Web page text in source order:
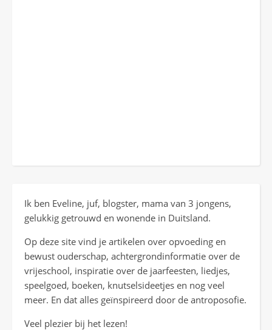
Ik ben Eveline, juf, blogster, mama van 3 jongens,
gelukkig getrouwd en wonende in Duitsland.
Op deze site vind je artikelen over opvoeding en
bewust ouderschap, achtergrondinformatie over de
vrijeschool, inspiratie over de jaarfeesten, liedjes,
speelgoed, boeken, knutselsideetjes en nog veel
meer. En dat alles geïnspireerd door de antroposofie.
Veel plezier bij het lezen!